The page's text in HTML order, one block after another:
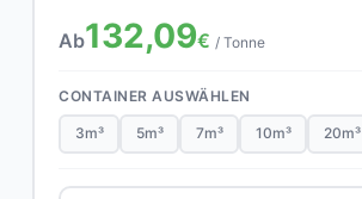
Ab132,09€ / Tonne
CONTAINER AUSWÄHLEN
3m³ 5m³ 7m³ 10m³ 20m³